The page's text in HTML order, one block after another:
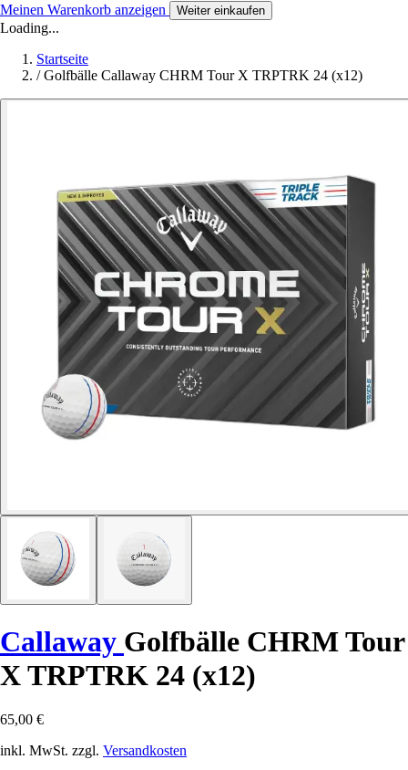
Meinen Warenkorb anzeigen Weiter einkaufen
Loading...
Startseite
/ Golfbälle Callaway CHRM Tour X TRPTRK 24 (x12)
Callaway Golfbälle CHRM Tour
X TRPTRK 24 (x12)
65,00 €
inkl. MwSt. zzgl. Versandkosten